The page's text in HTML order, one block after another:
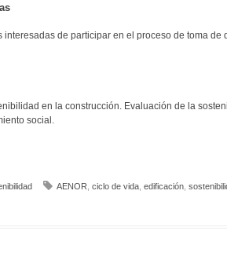
de participar en el proceso de toma de
en la construcción. Evaluación de la
social.
AENOR ciclo de vida, edificación,